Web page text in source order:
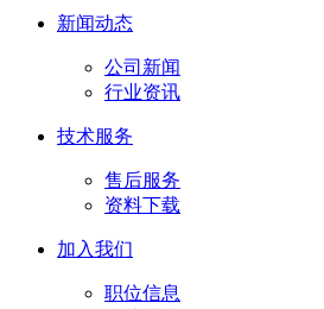
新闻动态
公司新闻
行业资讯
技术服务
售后服务
资料下载
加入我们
职位信息